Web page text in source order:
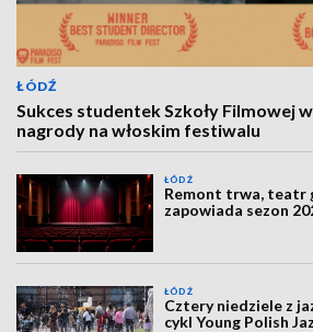
ŁÓDŹ
Sukces studentek Szkoły Filmowej
nagrody na włoskim festiwalu
ŁÓDŹ
Remont trwa, teatr
zapowiada sezon
ŁÓDŹ
Cztery niedziele z
cykl Young Polish